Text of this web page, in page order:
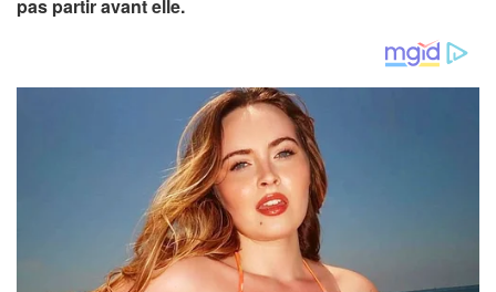
pas partir avant elle.